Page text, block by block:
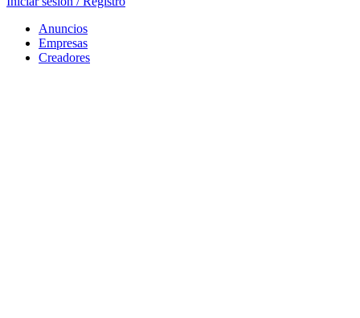
Anuncios
Empresas
Creadores